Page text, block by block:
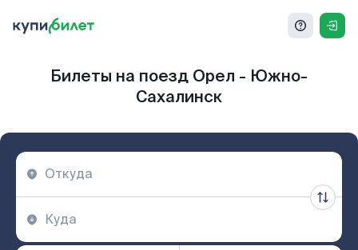
Билеты на поезд Орел - Южно-
Сахалинск